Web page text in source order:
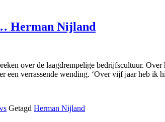
Herman Nijland
over de laagdrempelige bedrijfscultuur.
een verrassende wending. ‘Over vijf jaar heb
Getagd Herman Nijland